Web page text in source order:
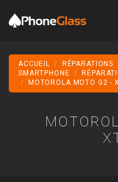
ACCUEIL RÉPARATIONS
SMARTPHONE
MOTOROLA MOTO G2 -